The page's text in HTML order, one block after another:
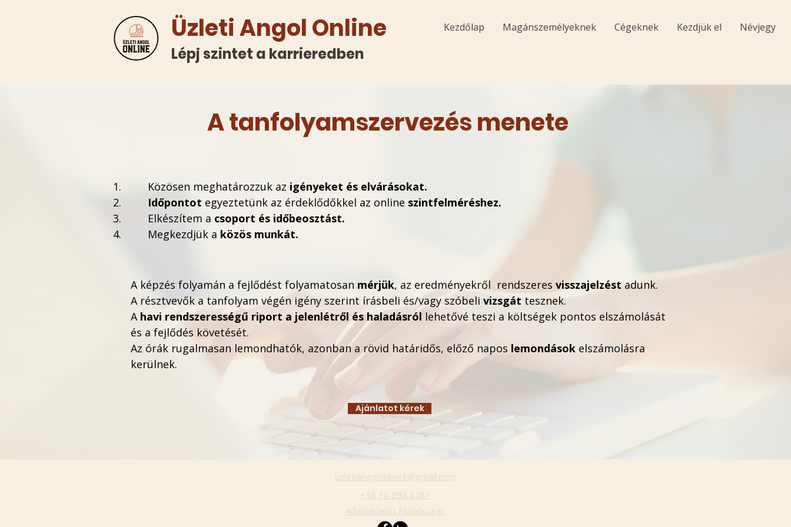
Üzleti Angol Online Kezdőlap Magánszemélyeknek Cégeknek Kezdjük el Névjegy
Lépj szintet a karrieredben
A tanfolyamszervezés menete
Közösen meghatározzuk az igényeket és elvárásokat.
Időpontot egyeztetünk az érdeklődőkkel az online szintfelméréshez.
Elkészítem a csoport és időbeosztást.
Megkezdjük a közös munkát.
A képzés folyamán a fejlődést folyamatosan mérjük, az eredményekről rendszeres visszajelzést adunk.
A résztvevők a tanfolyam végén igény szerint írásbeli és/vagy szóbeli vizsgát tesznek.
A havi rendszerességű riport a jelenlétről és haladásról lehetővé teszi a költségek pontos elszámolását
és a fejlődés követését.
Az órák rugalmasan lemondhatók, azonban a rövid határidős, előző napos lemondások elszámolásra
kerülnek.
Ajánlatot kérek